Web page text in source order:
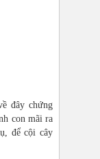
đây chứng
con mãi ra
để cội cây